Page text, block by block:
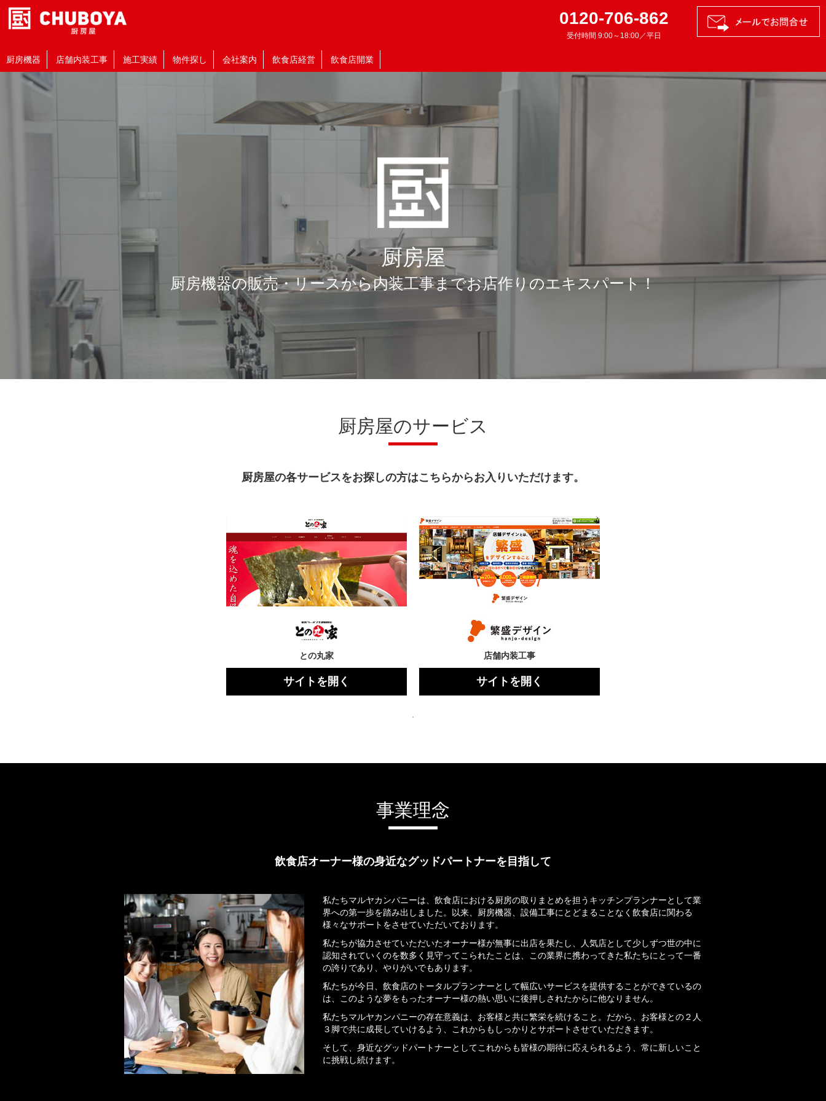
0120-706-862
受付時間 9:00～18:00／平日
厨房機器 店舗内装工事 施工実績 物件探し 会社案内 飲食店経営 飲食店開業
厨房屋
厨房機器の販売・リースから内装工事までお店作りのエキスパート！
厨房屋のサービス
厨房屋の各サービスをお探しの方はこちらからお入りいただけます。
との丸家
サイトを開く
店舗内装工事
サイトを開く
事業理念
飲食店オーナー様の身近なグッドパートナーを目指して
私たちマルヤカンパニーは、飲食店における厨房の取りまとめを担うキッチンプランナーとして業
界への第一歩を踏み出しました。以来、厨房機器、設備工事にとどまることなく飲食店に関わる
様々なサポートをさせていただいております。
私たちが協力させていただいたオーナー様が無事に出店を果たし、人気店として少しずつ世の中に
認知されていくのを数多く見守ってこられたことは、この業界に携わってきた私たちにとって一番
の誇りであり、やりがいでもあります。
私たちが今日、飲食店のトータルプランナーとして幅広いサービスを提供することができているの
は、このような夢をもったオーナー様の熱い思いに後押しされたからに他なりません。
私たちマルヤカンパニーの存在意義は、お客様と共に繁栄を続けること。だから、お客様との２人
３脚で共に成長していけるよう、これからもしっかりとサポートさせていただきます。
そして、身近なグッドパートナーとしてこれからも皆様の期待に応えられるよう、常に新しいこと
に挑戦し続けます。